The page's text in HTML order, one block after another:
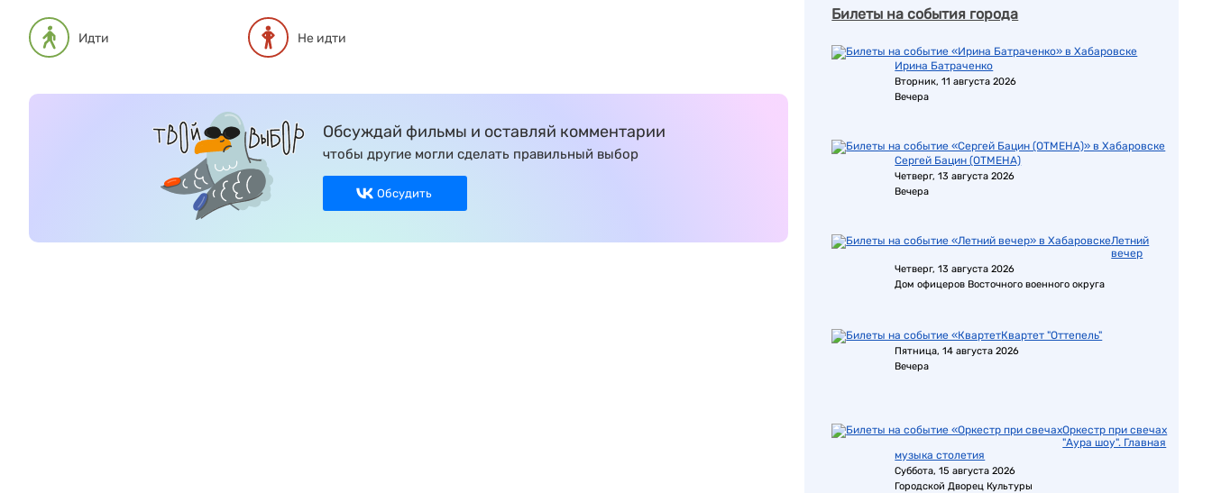
Идти Не идти
Обсуждай фильмы и оставляй комментарии
чтобы другие могли сделать правильный выбор
Обсудить
Билеты на события города
Ирина Батраченко
Вторник, 11 августа 2026
Вечера
Сергей Бацин (ОТМЕНА)
Четверг, 13 августа 2026
Вечера
Летний
вечер
Четверг, 13 августа 2026
Дом офицеров Восточного военного округа
Квартет "Оттепель"
Пятница, 14 августа 2026
Вечера
Оркестр при свечах
"Аура шоу". Главная
музыка столетия
Суббота, 15 августа 2026
Городской Дворец Культуры